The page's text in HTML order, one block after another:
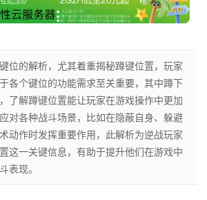
位的解析，尤其着重揭秘蹲键位置，玩家
各个键位的功能需求至关重要，其中蹲下
了解蹲键位置能让玩家在游戏操作中更加
对各种战斗场景，比如在隐蔽自身、躲避
动作时发挥重要作用，此解析为逆战玩家
这一关键信息，有助于提升他们在游戏中
表现。